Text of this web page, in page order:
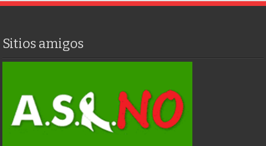
Sitios amigos